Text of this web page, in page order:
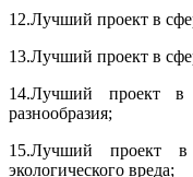
12.Лучший проект в
13.Лучший проект в
14.Лучший проект в
разнообразия;
15.Лучший проект в
экологического вреда;